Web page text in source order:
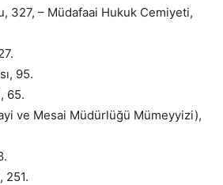
327, – Müdafaai Hukuk Cemiyeti,
95.
65.
ve Mesai Müdürlüğü Mümeyyizi),
251.